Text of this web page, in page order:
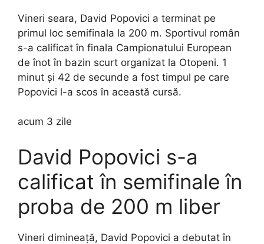
Vineri seara, David Popovici a terminat pe
primul loc semifinala la 200 m. Sportivul român
s-a calificat în finala Campionatului European
de înot în bazin scurt organizat la Otopeni. 1
minut și 42 de secunde a fost timpul pe care
Popovici l-a scos în această cursă.
acum 3 zile
David Popovici s-a
calificat în semifinale în
proba de 200 m liber
Vineri dimineață, David Popovici a debutat în